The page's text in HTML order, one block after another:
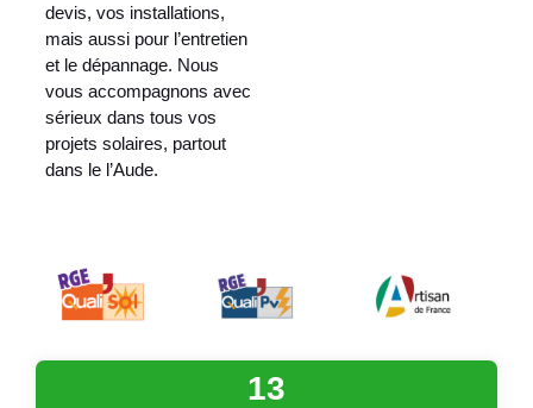
devis, vos installations,
mais aussi pour l’entretien
et le dépannage. Nous
vous accompagnons avec
sérieux dans tous vos
projets solaires, partout
dans le l’Aude.
13